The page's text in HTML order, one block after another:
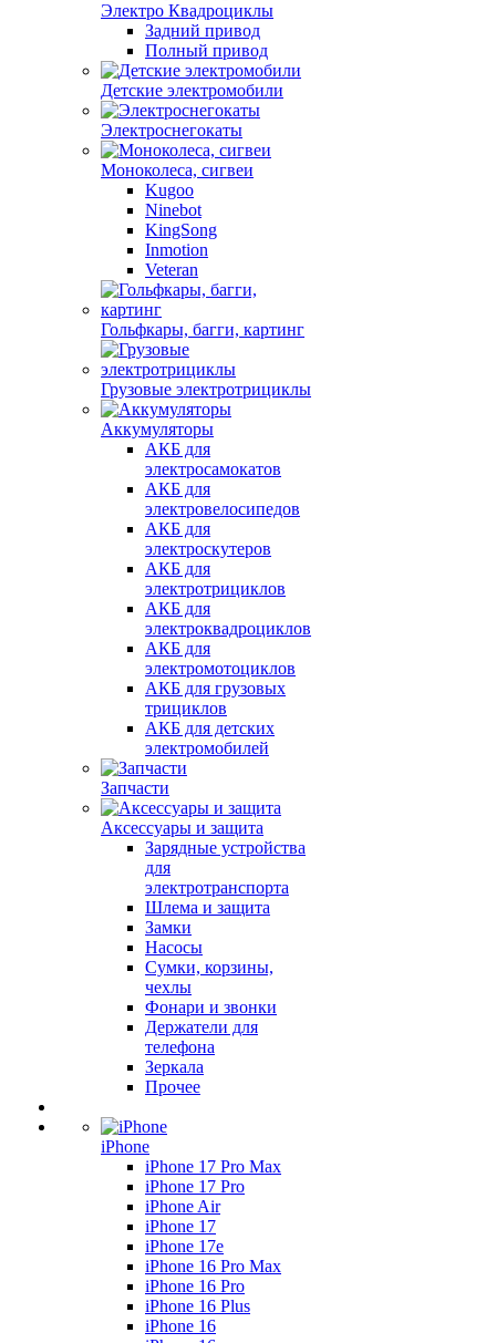
Электро Квадроциклы
Задний привод
Полный привод
Детские электромобили
Электроснегокаты
Моноколеса, сигвеи
Kugoo
Ninebot
KingSong
Inmotion
Veteran
Гольфкары, багги, картинг
Грузовые электротрициклы
Аккумуляторы
АКБ для
электросамокатов
АКБ для
электровелосипедов
АКБ для
электроскутеров
АКБ для
электротрициклов
АКБ для
электроквадроциклов
АКБ для
электромотоциклов
АКБ для грузовых
трициклов
АКБ для детских
электромобилей
Запчасти
Аксессуары и защита
Зарядные устройства
для
электротранспорта
Шлема и защита
Замки
Насосы
Сумки, корзины,
чехлы
Фонари и звонки
Держатели для
телефона
Зеркала
Прочее
iPhone
iPhone 17 Pro Max
iPhone 17 Pro
iPhone Air
iPhone 17
iPhone 17e
iPhone 16 Pro Max
iPhone 16 Pro
iPhone 16 Plus
iPhone 16